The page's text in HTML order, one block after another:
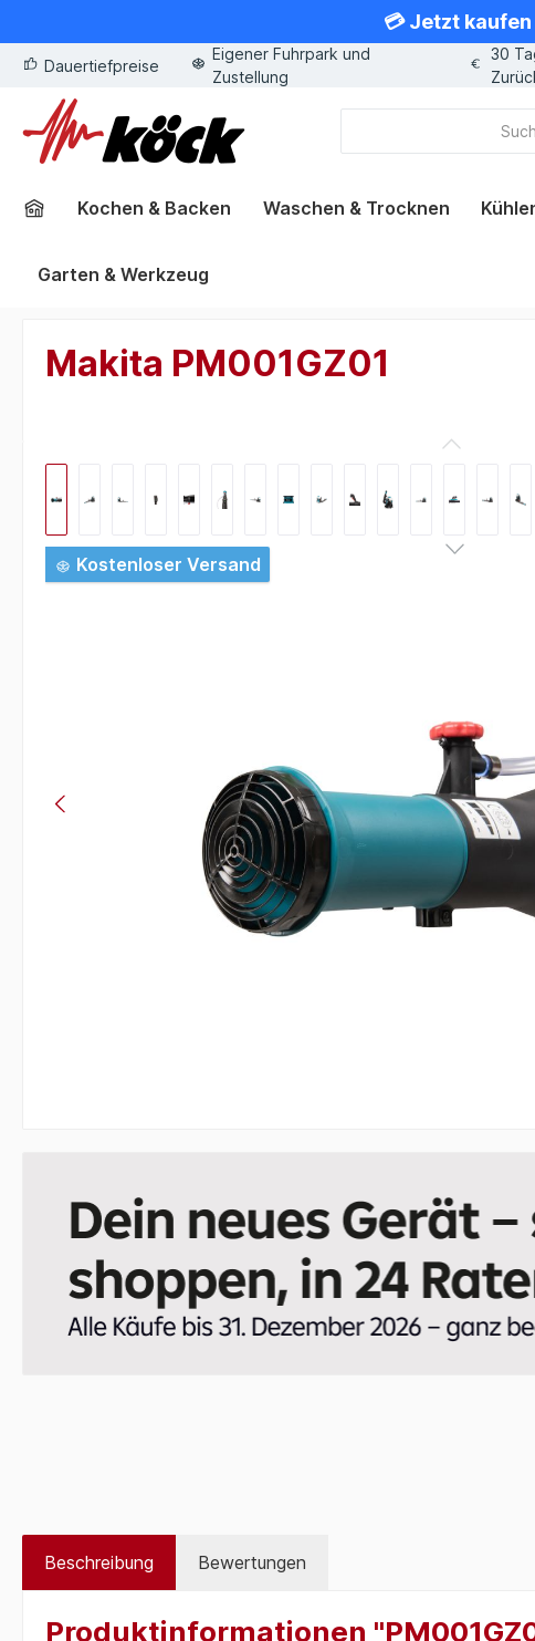
💳 Jetzt
Dauertiefpreise
Eigener Fuhrpark und
Zustellung
30
Kochen & Backen Waschen & Trocknen
Garten & Werkzeug
Makita PM001GZ01
Kostenloser Versand
Beschreibung Bewertungen
Produktinformationen